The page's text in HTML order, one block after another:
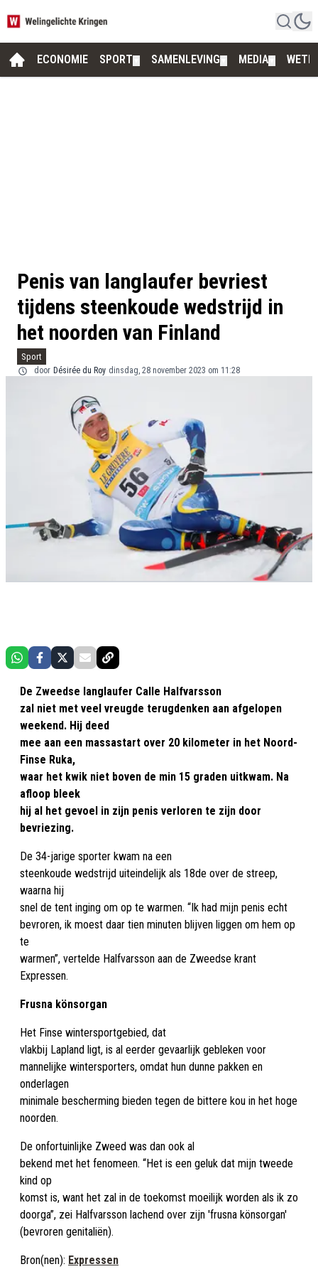
ECONOMIE SPORT SAMENLEVING MEDIA
Penis van langlaufer bevriest
tijdens steenkoude wedstrijd in
het noorden van Finland
Sport
door Désirée du Roy dinsdag, 28 november 2023 om 11:28
De Zweedse langlaufer Calle Halfvarsson
zal niet met veel vreugde terugdenken aan afgelopen
weekend. Hij deed
mee aan een massastart over 20 kilometer in het Noord-
Finse Ruka,
waar het kwik niet boven de min 15 graden uitkwam. Na
afloop bleek
hij al het gevoel in zijn penis verloren te zijn door
bevriezing.
De 34-jarige sporter kwam na een
steenkoude wedstrijd uiteindelijk als 18de over de streep,
waarna hij
snel de tent inging om op te warmen. “Ik had mijn penis echt
bevroren, ik moest daar tien minuten blijven liggen om hem op
te
warmen”, vertelde Halfvarsson aan de Zweedse krant
Expressen.
Frusna könsorgan
Het Finse wintersportgebied, dat
vlakbij Lapland ligt, is al eerder gevaarlijk gebleken voor
mannelijke wintersporters, omdat hun dunne pakken en
onderlagen
minimale bescherming bieden tegen de bittere kou in het hoge
noorden.
De onfortuinlijke Zweed was dan ook al
bekend met het fenomeen. “Het is een geluk dat mijn tweede
kind op
komst is, want het zal in de toekomst moeilijk worden als ik zo
doorga”, zei Halfvarsson lachend over zijn 'frusna könsorgan'
(bevroren genitaliën).
Bron(nen): Expressen